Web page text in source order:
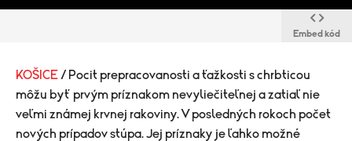
Embed kód
KOŠICE / Pocit prepracovanosti a ťažkosti s chrbticou
môžu byť prvým príznakom nevyliečiteľnej a zatiaľ nie
veľmi známej krvnej rakoviny. V posledných rokoch počet
nových prípadov stúpa. Jej príznaky je ľahko možné